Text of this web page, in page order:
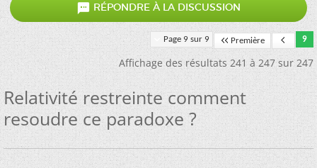
 RÉPONDRE À LA DISCUSSION
Page 9 sur 9 Première 9
Affichage des résultats 241 à 247 sur 247
Relativité restreinte comment
resoudre ce paradoxe ?